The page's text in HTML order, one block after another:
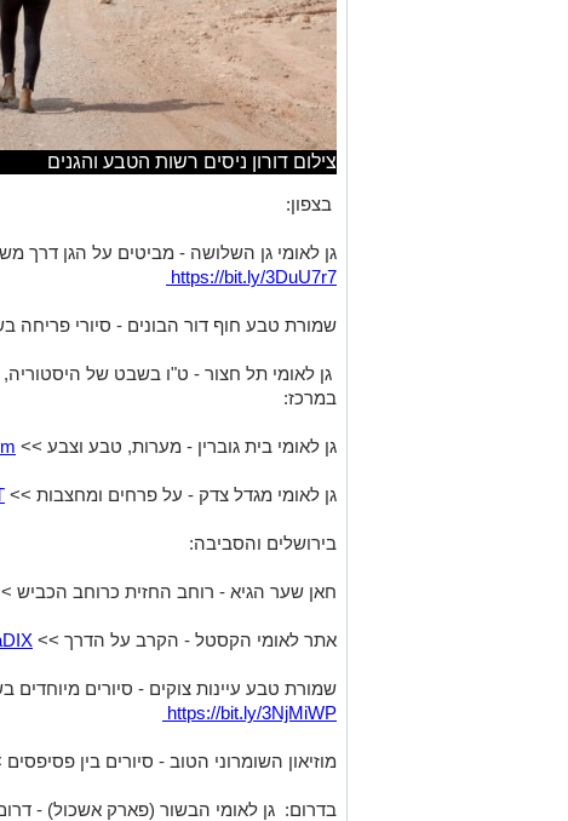
צילום דורון ניסים רשות הטבע והגנים
בצפון:
גן לאומי גן השלושה - מביטים על הגן דרך
https://bit.ly/3DuU7r7
שמורת טבע חוף דור הבונים - סיורי פריחה
במרכז:
גן לאומי בית גוברין - מערות, טבע וצבע >>
גן לאומי מגדל צדק - על פרחים ומחצבות >>
בירושלים והסביבה:
חאן שער הגיא - רוחב החזית כרוחב הכביש
אתר לאומי הקסטל - הקרב על הדרך >>
שמורת טבע עיינות צוקים - סיורים
https://bit.ly/3NjMiWP
מוזיאון השומרוני הטוב - סיורים בין
בדרום: גן לאומי הבשור (פארק אשכול) -